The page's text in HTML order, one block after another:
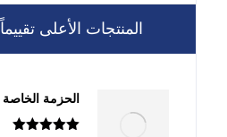
المنتجات الأعلى تقييماً
الحزمة الخاصة ٣